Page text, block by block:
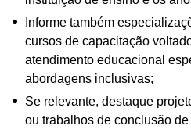
Informe também
cursos de capacitação
atendimento educacional
abordagens inclusivas;
Se relevante, destaque
ou trabalhos de conclusão